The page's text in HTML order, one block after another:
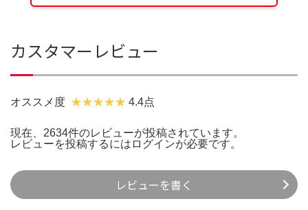
カスタマーレビュー
オススメ度 4.4点
現在、2634件のレビューが投稿されています。
レビューを投稿するには ログインが必要です。
レビューを書く